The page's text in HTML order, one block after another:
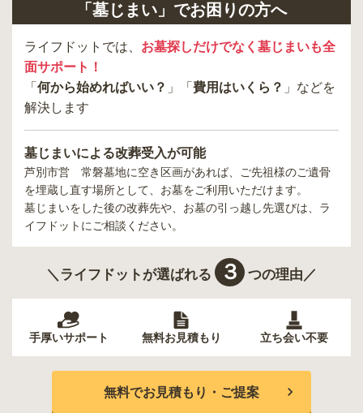
「墓じまい」でお困りの方へ
ライフドットでは、 お墓探しだけでなく墓じまいも全
面サポート！
「 何から始めればいい？ 」「 費用はいくら？ 」などを
解決します
墓じまいによる改葬受入が可能
芦別市営 常磐墓地に空き区画があれば、ご先祖様のご遺骨
を埋蔵し直す場所として、お墓をご利用いただけます。
墓じまいをした後の改葬先や、お墓の引っ越し先選びは、ラ
イフドットにご相談ください。
＼ライフドットが選ばれる ３ つの理由／
手厚いサポート 無料お見積もり 立ち会い不要
無料でお見積もり・ご提案